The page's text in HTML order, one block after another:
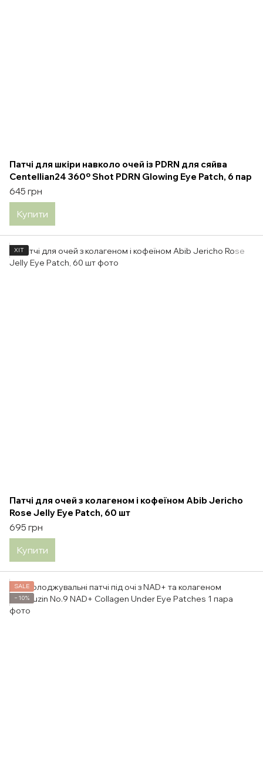
Патчі для шкіри навколо очей із PDRN для сяйва
Centellian24 360º Shot PDRN Glowing Eye Patch, 6 пар
645 грн
Купити
ХІТ
Патчі для очей з колагеном і кофеїном Abib Jericho
Rose Jelly Eye Patch, 60 шт
695 грн
Купити
SALE
−10%